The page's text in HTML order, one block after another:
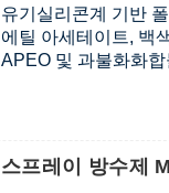
유기실리콘계 기반
에틸 아세테이트, 백
APEO 및 과불화화
스프레이 방수제